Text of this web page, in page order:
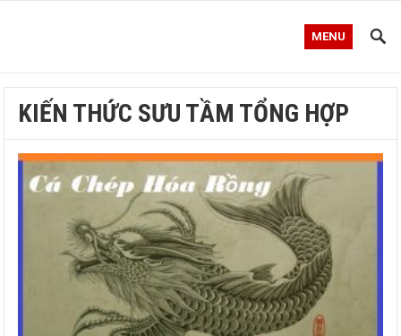
MENU
KIẾN THỨC SƯU TẦM TỔNG HỢP